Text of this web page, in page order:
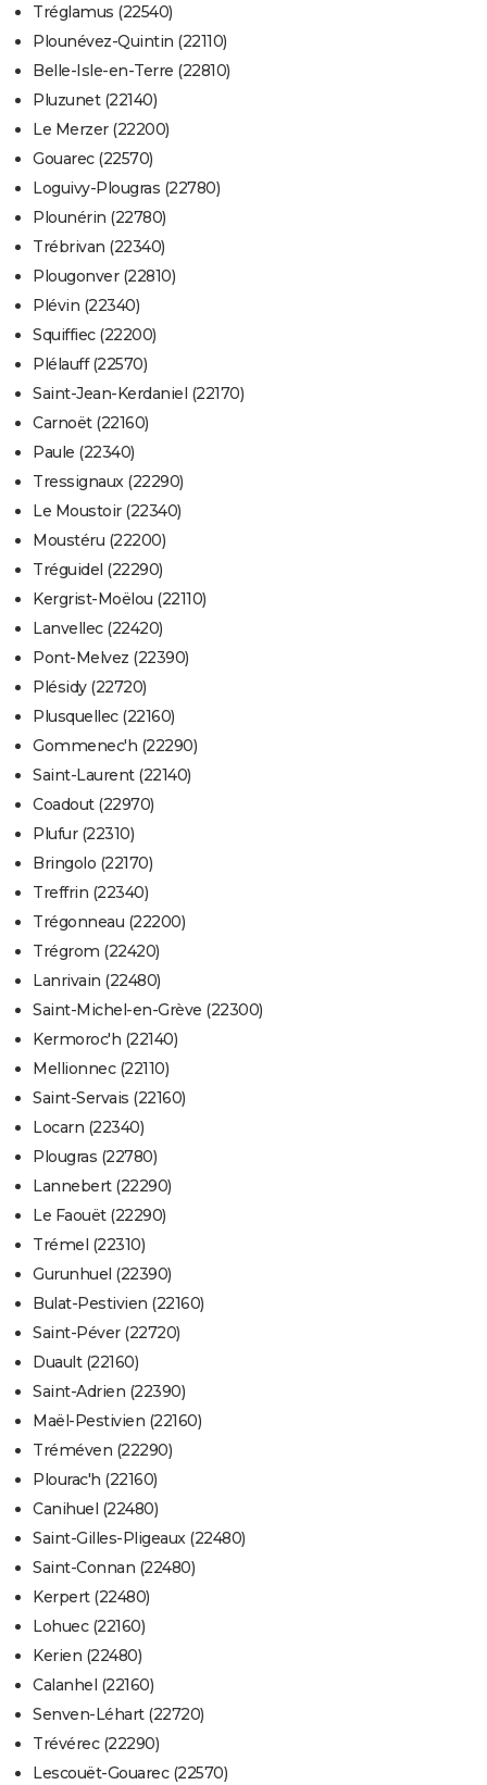
Tréglamus (22540)
Plounévez-Quintin (22110)
Belle-Isle-en-Terre (22810)
Pluzunet (22140)
Le Merzer (22200)
Gouarec (22570)
Loguivy-Plougras (22780)
Plounérin (22780)
Trébrivan (22340)
Plougonver (22810)
Plévin (22340)
Squiffiec (22200)
Plélauff (22570)
Saint-Jean-Kerdaniel (22170)
Carnoët (22160)
Paule (22340)
Tressignaux (22290)
Le Moustoir (22340)
Moustéru (22200)
Tréguidel (22290)
Kergrist-Moëlou (22110)
Lanvellec (22420)
Pont-Melvez (22390)
Plésidy (22720)
Plusquellec (22160)
Gommenec'h (22290)
Saint-Laurent (22140)
Coadout (22970)
Plufur (22310)
Bringolo (22170)
Treffrin (22340)
Trégonneau (22200)
Trégrom (22420)
Lanrivain (22480)
Saint-Michel-en-Grève (22300)
Kermoroc'h (22140)
Mellionnec (22110)
Saint-Servais (22160)
Locarn (22340)
Plougras (22780)
Lannebert (22290)
Le Faouët (22290)
Trémel (22310)
Gurunhuel (22390)
Bulat-Pestivien (22160)
Saint-Péver (22720)
Duault (22160)
Saint-Adrien (22390)
Maël-Pestivien (22160)
Tréméven (22290)
Plourac'h (22160)
Canihuel (22480)
Saint-Gilles-Pligeaux (22480)
Saint-Connan (22480)
Kerpert (22480)
Lohuec (22160)
Kerien (22480)
Calanhel (22160)
Senven-Léhart (22720)
Trévérec (22290)
Lescouët-Gouarec (22570)